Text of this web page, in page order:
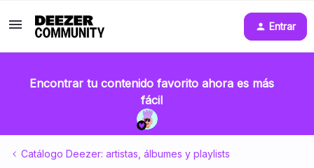
Entrar
Encontrar tu contenido favorito ahora es más
fácil
Catálogo Deezer: artistas, álbumes y playlists